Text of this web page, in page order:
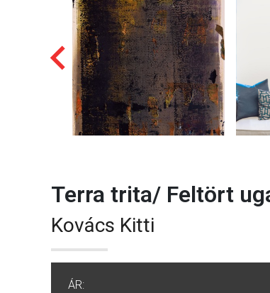
Terra trita/ Feltört
Kovács Kitti
ÁR: